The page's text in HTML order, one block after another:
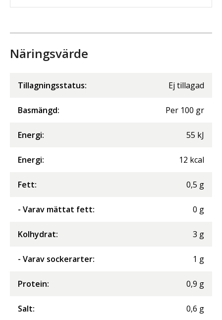
Näringsvärde
Tillagningsstatus: Ej tillagad
Basmängd: Per 100 gr
Energi: 55 kJ
Energi: 12 kcal
Fett: 0,5 g
- Varav mättat fett: 0 g
Kolhydrat: 3 g
- Varav sockerarter: 1 g
Protein: 0,9 g
Salt: 0,6 g